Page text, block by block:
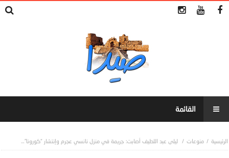
منوعات ليلى عبد اللطيف أصابت: جريمة في منزل نانسي عجرم وإنتشار “كورونا”…